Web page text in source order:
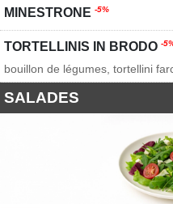
MINESTRONE -5%
TORTELLINIS IN BRODO -
bouillon de légumes, tortellini
SALADES